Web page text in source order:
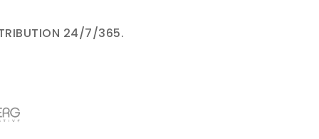
24/7/365.